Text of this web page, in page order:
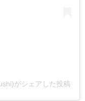
がシェアした投稿